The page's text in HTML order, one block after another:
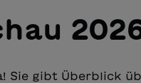
Sie gibt Überblick